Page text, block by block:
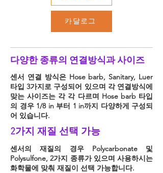
카달로그
​다양한 종류의 연결방식과 사이즈
​센서 연결 방식은 Hose barb, Sanitary, Luer
타입 3가지로 구성되어 있으며 각 연결방식에
맞는 사이즈는 각 각 다르며 Hose barb 타입
의 경우 1/8 in 부터 1 in까지 다양하게 구성되
어 있습니다.
2가지 재질 선택 가능
센서의 재질의 경우 Polycarbonate 및
Polysulfone, 2가지 종류가 있으며 사용하시는
화학물에 맞춰 재질이 선택 가능합니다.